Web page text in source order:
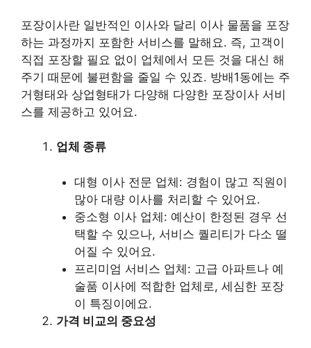
포장이사란 일반적인 이사와 달리 이사 물품을 포장
하는 과정까지 포함한 서비스를 말해요. 즉, 고객이
직접 포장할 필요 없이 업체에서 모든 것을 대신 해
주기 때문에 불편함을 줄일 수 있죠. 방배1동에는 주
거형태와 상업형태가 다양해 다양한 포장이사 서비
스를 제공하고 있어요.
업체 종류
대형 이사 전문 업체: 경험이 많고 직원이
많아 대량 이사를 처리할 수 있어요.
중소형 이사 업체: 예산이 한정된 경우 선
택할 수 있으나, 서비스 퀄리티가 다소 떨
어질 수 있어요.
프리미엄 서비스 업체: 고급 아파트나 예
술품 이사에 적합한 업체로, 세심한 포장
이 특징이에요.
가격 비교의 중요성